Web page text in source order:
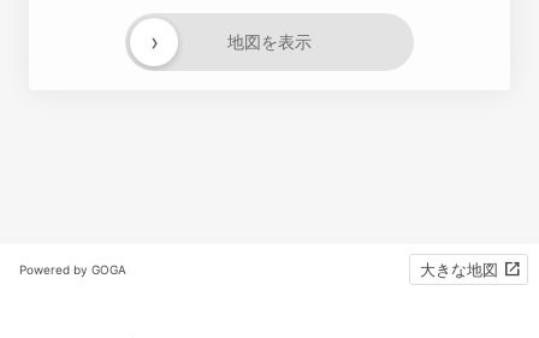
地図を表示
›
Powered by GOGA 大きな地図